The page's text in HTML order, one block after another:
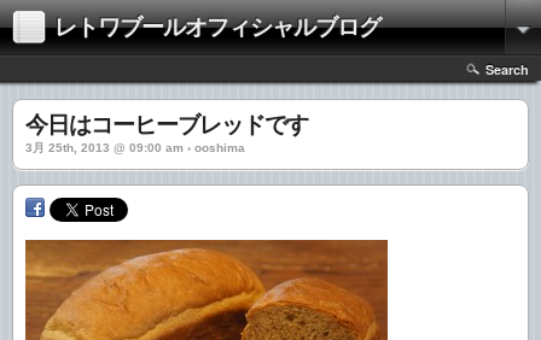
レトワブールオフィシャルブログ
Search
今日はコーヒーブレッドです
3月 25th, 2013 @ 09:00 am › ooshima